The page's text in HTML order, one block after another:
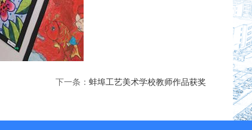
下一条： 蚌埠工艺美术学校教师作品获奖